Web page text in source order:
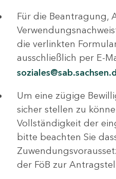
Für die Beantragung,
die verlinkten
ausschließlich per E-
Um eine zügige
sicher stellen zu
Vollständigkeit der
bitte beachten Sie
der FöB zur